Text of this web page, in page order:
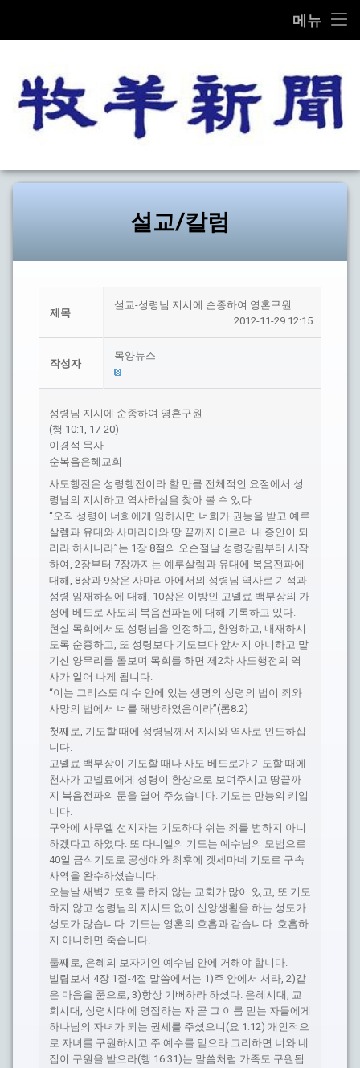
메뉴
교계종합
교단/교회
설교/칼럼 목양
설교/칼럼
제목
설교-성령님 지시에 순종하여 영혼구원
2012-11-29 12:15
작성자
목양뉴스
성령님 지시에 순종하여 영혼구원
(행 10:1, 17-20)
이경석 목사
순복음은혜교회
사도행전은 성령행전이라 할 만큼 전체적인 요절에서 성
령님의 지시하고 역사하심을 찾아 볼 수 있다.
“오직 성령이 너희에게 임하시면 너희가 권능을 받고 예루
살렘과 유대와 사마리아와 땅 끝까지 이르러 내 증인이 되
리라 하시니라”는 1장 8절의 오순절날 성령강림부터 시작
하여, 2장부터 7장까지는 예루살렘과 유대에 복음전파에
대해, 8장과 9장은 사마리아에서의 성령님 역사로 기적과
성령 임재하심에 대해, 10장은 이방인 고넬료 백부장의 가
정에 베드로 사도의 복음전파됨에 대해 기록하고 있다.
현실 목회에서도 성령님을 인정하고, 환영하고, 내재하시
도록 순종하고, 또 성령보다 기도보다 앞서지 아니하고 맡
기신 양무리를 돌보며 목회를 하면 제2차 사도행전의 역
사가 일어 나게 됩니다.
“이는 그리스도 예수 안에 있는 생명의 성령의 법이 죄와
사망의 법에서 너를 해방하였음이라”(롬8:2)
첫째로, 기도할 때에 성령님께서 지시와 역사로 인도하십
니다.
고넬료 백부장이 기도할 때나 사도 베드로가 기도할 때에
천사가 고넬료에게 성령이 환상으로 보여주시고 땅끝까
지 복음전파의 문을 열어 주셨습니다. 기도는 만능의 키입
니다.
구약에 사무엘 선지자는 기도하다 쉬는 죄를 범하지 아니
하겠다고 하였다. 또 다니엘의 기도는 예수님의 모범으로
40일 금식기도로 공생애와 최후에 겟세마네 기도로 구속
사역을 완수하셨습니다.
오늘날 새벽기도회를 하지 않는 교회가 많이 있고, 또 기도
하지 않고 성령님의 지시도 없이 신앙생활을 하는 성도가
성도가 많습니다. 기도는 영혼의 호흡과 같습니다. 호흡하
지 아니하면 죽습니다.
둘째로, 은혜의 보자기인 예수님 안에 거해야 합니다.
빌립보서 4장 1절-4절 말씀에서는 1)주 안에서 서라, 2)같
은 마음을 품으로, 3)항상 기뻐하라 하셨다. 은혜시대, 교
회시대, 성령시대에 영접하는 자 곧 그 이름 믿는 자들에게
하나님의 자녀가 되는 권세를 주셨으니(요 1:12) 개인적으
로 자녀를 구원하시고 주 예수를 믿으라 그리하면 너와 네
집이 구원을 받으라(행 16:31)는 말씀처럼 가족도 구원됩